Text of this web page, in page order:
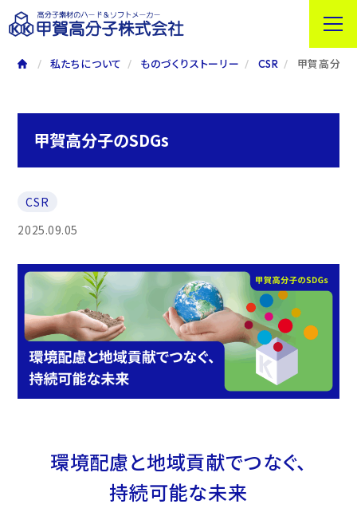
私たちについて ものづくりストーリー CSR 甲賀高分子
甲賀高分子のSDGs
CSR
2025.09.05
環境配慮と地域貢献でつなぐ、
持続可能な未来